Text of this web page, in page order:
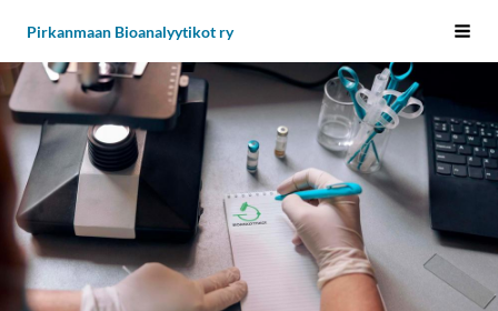
sivun
sisältöön
Pirkanmaan Bioanalyytikot ry